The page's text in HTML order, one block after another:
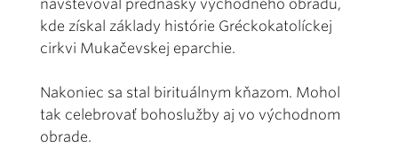
navštevoval prednášky východného obradu,
kde získal základy histórie Gréckokatolíckej
cirkvi Mukačevskej eparchie.
Nakoniec sa stal birituálnym kňazom. Mohol
tak celebrovať bohoslužby aj vo východnom
obrade.